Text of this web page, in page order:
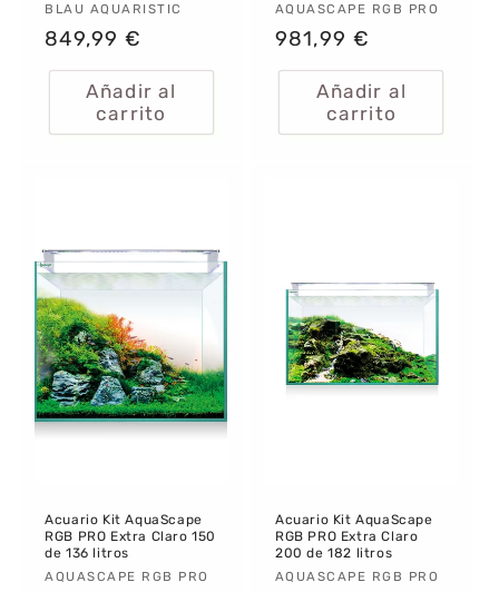
Proveedor:
BLAU AQUARISTIC
Precio
habitual
849,99 €
Añadir al
carrito
Proveedor:
AQUASCAPE RGB PRO
Precio
habitual
981,99 €
Añadir al
carrito
Acuario Kit AquaScape
RGB PRO Extra Claro 150
de 136 litros
Proveedor:
AQUASCAPE RGB PRO
Acuario Kit AquaScape
RGB PRO Extra Claro
200 de 182 litros
Proveedor:
AQUASCAPE RGB PRO